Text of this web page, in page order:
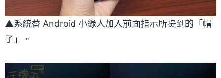
▲系統替 Android 小綠人加入前面指示所提到的「帽
子」。